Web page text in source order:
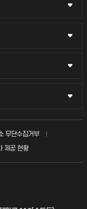
무단수집거부
제공 현황